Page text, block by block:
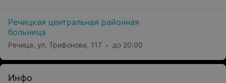
Речицкая центральная районная
больница
Речица, ул. Трифонова, 117 до 20:00
Инфо